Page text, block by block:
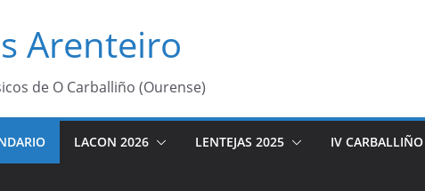
Arenteiro
de O Carballiño (Ourense)
LACON 2026 LENTEJAS 2025 IV CARBALLIÑO